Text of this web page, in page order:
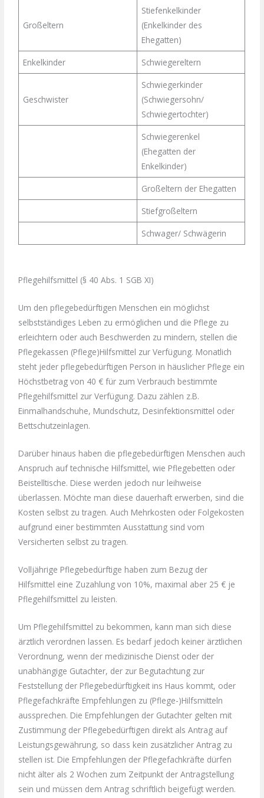
Großeltern
Stiefenkelkinder
(Enkelkinder des
Ehegatten)
Enkelkinder
Schwiegereltern
Geschwister
Schwiegerkinder
(Schwiegersohn/
Schwiegertochter)
Schwiegerenkel
(Ehegatten der
Enkelkinder)
Großeltern der Ehegatten
Stiefgroßeltern
Schwager/ Schwägerin
Pflegehilfsmittel (§ 40 Abs. 1 SGB XI)
Um den pflegebedürftigen Menschen ein möglichst
selbstständiges Leben zu ermöglichen und die Pflege zu
erleichtern oder auch Beschwerden zu mindern, stellen die
Pflegekassen (Pflege)Hilfsmittel zur Verfügung. Monatlich
steht jeder pflegebedürftigen Person in häuslicher Pflege ein
Höchstbetrag von 40 € für zum Verbrauch bestimmte
Pflegehilfsmittel zur Verfügung. Dazu zählen z.B.
Einmalhandschuhe, Mundschutz, Desinfektionsmittel oder
Bettschutzeinlagen.
Darüber hinaus haben die pflegebedürftigen Menschen auch
Anspruch auf technische Hilfsmittel, wie Pflegebetten oder
Beistelltische. Diese werden jedoch nur leihweise
überlassen. Möchte man diese dauerhaft erwerben, sind die
Kosten selbst zu tragen. Auch Mehrkosten oder Folgekosten
aufgrund einer bestimmten Ausstattung sind vom
Versicherten selbst zu tragen.
Volljährige Pflegebedürftige haben zum Bezug der
Hilfsmittel eine Zuzahlung von 10%, maximal aber 25 € je
Pflegehilfsmittel zu leisten.
Um Pflegehilfsmittel zu bekommen, kann man sich diese
ärztlich verordnen lassen. Es bedarf jedoch keiner ärztlichen
Verordnung, wenn der medizinische Dienst oder der
unabhängige Gutachter, der zur Begutachtung zur
Feststellung der Pflegebedürftigkeit ins Haus kommt, oder
Pflegefachkräfte Empfehlungen zu (Pflege-)Hilfsmitteln
aussprechen. Die Empfehlungen der Gutachter gelten mit
Zustimmung der Pflegebedürftigen direkt als Antrag auf
Leistungsgewährung, so dass kein zusätzlicher Antrag zu
stellen ist. Die Empfehlungen der Pflegefachkräfte dürfen
nicht älter als 2 Wochen zum Zeitpunkt der Antragstellung
sein und müssen dem Antrag schriftlich beigefügt werden.